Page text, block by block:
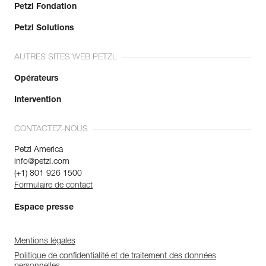
Petzl Fondation
Petzl Solutions
AUTRES SITES WEB PETZL
Opérateurs
Intervention
CONTACTEZ-NOUS
Petzl America
info@petzl.com
(+1) 801 926 1500
Formulaire de contact
Espace presse
Mentions légales
Politique de confidentialité et de traitement des données